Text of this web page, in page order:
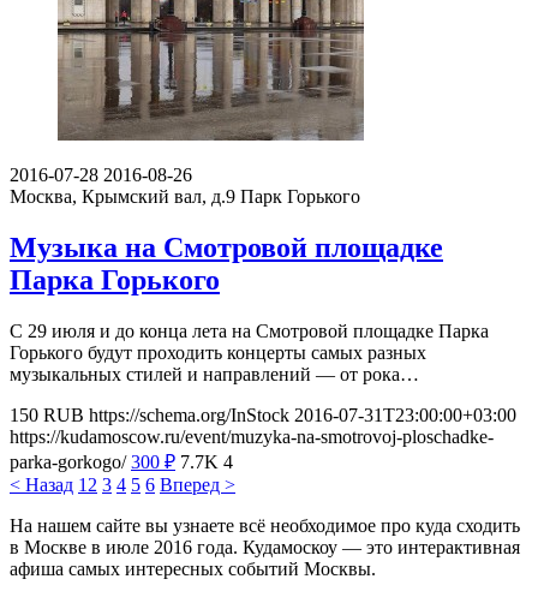
2016-07-28 2016-08-26
Москва, Крымский вал, д.9 Парк Горького
Музыка на Смотровой площадке
Парка Горького
С 29 июля и до конца лета на Смотровой площадке Парка
Горького будут проходить концерты самых разных
музыкальных стилей и направлений — от рока…
150 RUB https://schema.org/InStock 2016-07-31T23:00:00+03:00
https://kudamoscow.ru/event/muzyka-na-smotrovoj-ploschadke-
parka-gorkogo/ 300 ₽ 7.7K 4
< Назад 1 2 3 4 5 6 Вперед >
На нашем сайте вы узнаете всё необходимое про куда сходить
в Москве в июле 2016 года. Кудамоскоу — это интерактивная
афиша самых интересных событий Москвы.